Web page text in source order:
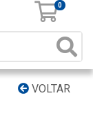
0
VOLTAR